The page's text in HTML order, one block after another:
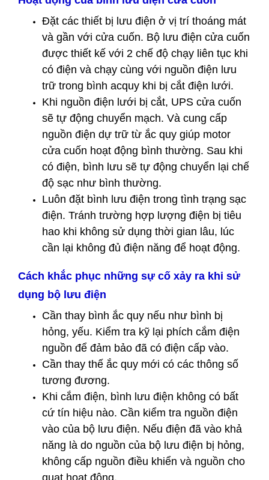
Đặt các thiết bị lưu điện ở vị trí thoáng mát
và gần với cửa cuốn. Bộ lưu điện cửa cuốn
được thiết kế với 2 chế độ chạy liên tục khi
có điện và chạy cùng với nguồn điện lưu
trữ trong bình acquy khi bị cắt điện lưới.
Khi nguồn điện lưới bị cắt, UPS cửa cuốn
sẽ tự động chuyển mạch. Và cung cấp
nguồn điện dự trữ từ ắc quy giúp motor
cửa cuốn hoạt động bình thường. Sau khi
có điện, bình lưu sẽ tự động chuyển lại chế
độ sạc như bình thường.
Luôn đặt bình lưu điện trong tình trạng sạc
điện. Tránh trường hợp lượng điện bị tiêu
hao khi không sử dụng thời gian lâu, lúc
cần lại không đủ điện năng để hoạt động.
Cách khắc phục những sự cố xảy ra khi sử
dụng bộ lưu điện
Cần thay bình ắc quy nếu như bình bị
hỏng, yếu. Kiểm tra kỹ lại phích cắm điện
nguồn để đảm bảo đã có điện cấp vào.
Cần thay thế ắc quy mới có các thông số
tương đương.
Khi cắm điện, bình lưu điện không có bất
cứ tín hiệu nào. Cần kiểm tra nguồn điện
vào của bộ lưu điện. Nếu điện đã vào khả
năng là do nguồn của bộ lưu điện bị hỏng,
không cấp nguồn điều khiển và nguồn cho
quạt hoạt động.